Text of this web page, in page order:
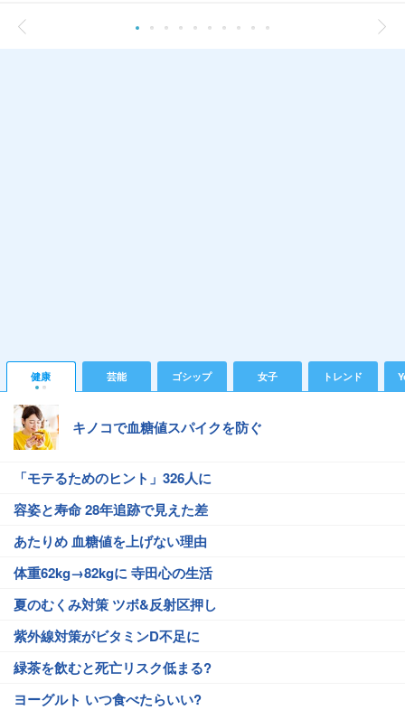
健康 芸能 ゴシップ 女子 トレンド
キノコで血糖値スパイクを防ぐ
「モテるためのヒント」326人に
容姿と寿命 28年追跡で見えた差
あたりめ 血糖値を上げない理由
体重62kg→82kgに 寺田心の生活
夏のむくみ対策 ツボ&反射区押し
紫外線対策がビタミンD不足に
緑茶を飲むと死亡リスク低まる?
ヨーグルト いつ食べたらいい?